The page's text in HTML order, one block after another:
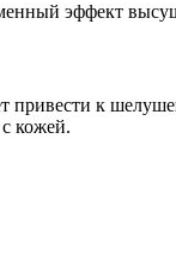
эффект
привести к
кожей.